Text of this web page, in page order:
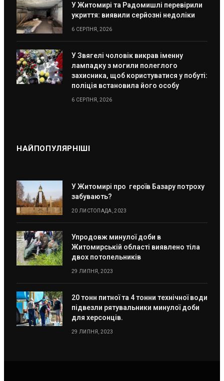
У Житомирі та Радомишлі перевірили
укриття: виявили серйозні недоліки
6 СЕРПНЯ, 2026
У Звягелі чоловік викрав іменну
лампадку з могили полеглого
захисника, щоб користуватися у побуті:
поліція встановила його особу
6 СЕРПНЯ, 2026
НАЙПОПУЛЯРНІШІ
У Житомирі про героїв Базару потроху
забувають?
20 ЛИСТОПАДА, 2023
Упродовж минулої доби в
Житомирській області виявлено тіла
двох потопельників
29 ЛИПНЯ, 2023
20 тонн питної та 4 тонни технічної води
підвезли рятувальники минулої доби
для херсонців.
29 ЛИПНЯ, 2023